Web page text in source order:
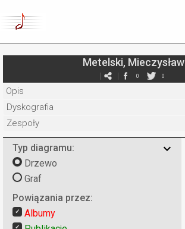
Metelski, Mieczysław
0 0
Opis
Dyskografia
Zespoły
Typ diagramu:
Drzewo
Graf
Powiązania przez:
Albumy